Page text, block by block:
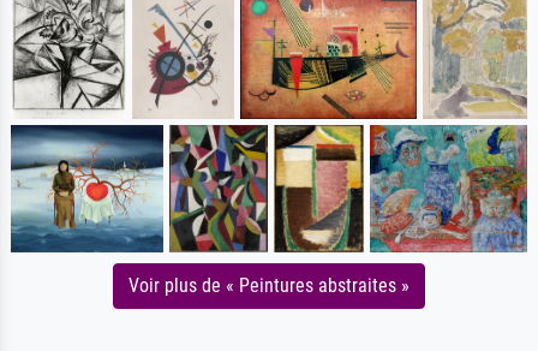
Voir plus de « Peintures abstraites »